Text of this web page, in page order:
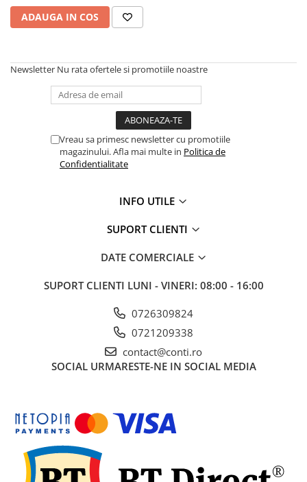
Aparate de vidat
Feliatoare
Masini de taitei
Masini de umplut carnati
Storcatoare de rosii
Accesorii articole de bucatarie
Gradina & Terasa
Echipamente curatenie
Aparate de spalat cu presiune
Suflante & Aspiratoare frunze
Accesorii echipamente curatenie
Dispozitive de imprastiat si
semanat
Lopeti pentru zapada
Roabe si carucioare
ADAUGA IN COS
Newsletter Nu rata ofertele si promotiile noastre
Vreau sa primesc newsletter cu promotiile
magazinului. Afla mai multe in Politica de
Confidentialitate
INFO UTILE
SUPORT CLIENTI
DATE COMERCIALE
SUPORT CLIENTI LUNI - VINERI: 08:00 - 16:00
0726309824
0721209338
contact@conti.ro
SOCIAL URMARESTE-NE IN SOCIAL MEDIA